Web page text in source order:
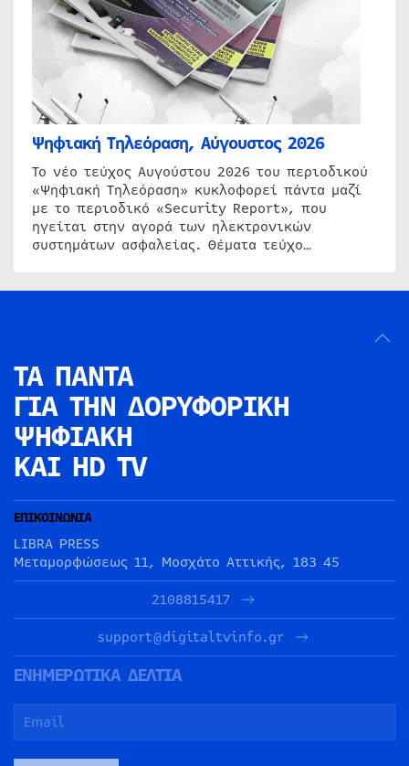
Ψηφιακή Τηλεόραση, Αύγουστος 2026
Το νέο τεύχος Αυγούστου 2026 του περιοδικού
«Ψηφιακή Τηλεόραση» κυκλοφορεί πάντα μαζί
με το περιοδικό «Security Report», που
ηγείται στην αγορά των ηλεκτρονικών
συστημάτων ασφαλείας. Θέματα τεύχο…
ΤΑ ΠΑΝΤΑ
ΓΙΑ ΤΗΝ ΔΟΡΥΦΟΡΙΚΗ
ΨΗΦΙΑΚΗ
ΚΑΙ HD TV
ΕΠΙΚΟΙΝΩΝΙΑ
LIBRA PRESS
Μεταμορφώσεως 11, Μοσχάτο Αττικής, 183 45
2108815417
support@digitaltvinfo.gr
ΕΝΗΜΕΡΩΤΙΚΑ ΔΕΛΤΙΑ